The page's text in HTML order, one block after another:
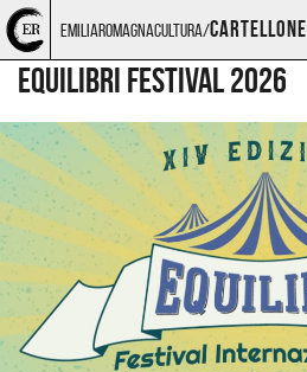
Torna
alla
home
page
Cerca
nel
sito
Salta
ai
contenuti
Salta
al
menu
principale
emiliaromagnacultura/cartellone
TEATRO E DANZA CIRCO O TEATRO DI STRADA
EQUILIBRI FESTIVAL 2026